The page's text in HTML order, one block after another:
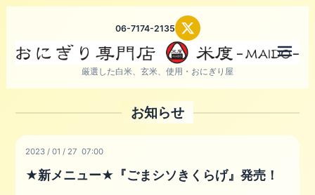
06-7174-2135
厳選した白米、玄米、使用・おにぎり屋
お知らせ
2023 /01 / 27 07:00
★新メニュー★『ごまシソきくらげ』発売！